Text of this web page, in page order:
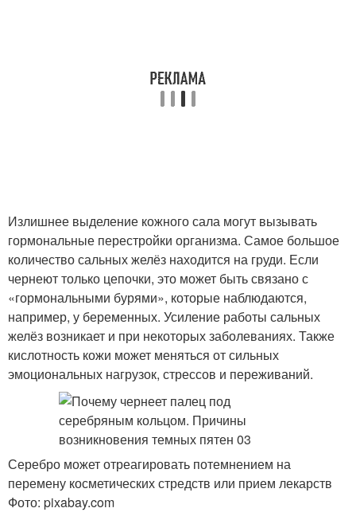
Излишнее выделение кожного сала могут вызывать
гормональные перестройки организма. Самое большое
количество сальных желёз находится на груди. Если
чернеют только цепочки, это может быть связано с
«гормональными бурями», которые наблюдаются,
например, у беременных. Усиление работы сальных
желёз возникает и при некоторых заболеваниях. Также
кислотность кожи может меняться от сильных
эмоциональных нагрузок, стрессов и переживаний.
Серебро может отреагировать потемнением на
перемену косметических стредств или прием лекарств
Фото: pixabay.com